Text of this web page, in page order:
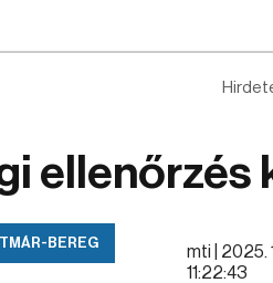
ellenőrzés
BEREG
mti | 2025.
11:22:43